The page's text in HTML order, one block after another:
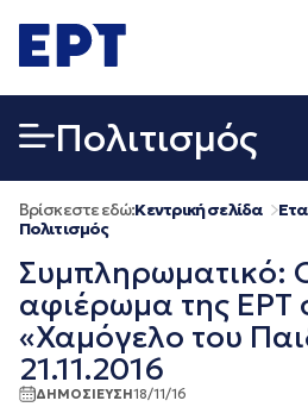
σε
περιεχόμενο
Πολιτισμός
Βρίσκεστε εδώ:Κεντρική σελίδα
Πολιτισμός
Συμπληρωματικό:
αφιέρωμα της ΕΡΤ
«Χαμόγελο του
21.11.2016
ΔΗΜΟΣΙΕΥΣΗ18/11/16